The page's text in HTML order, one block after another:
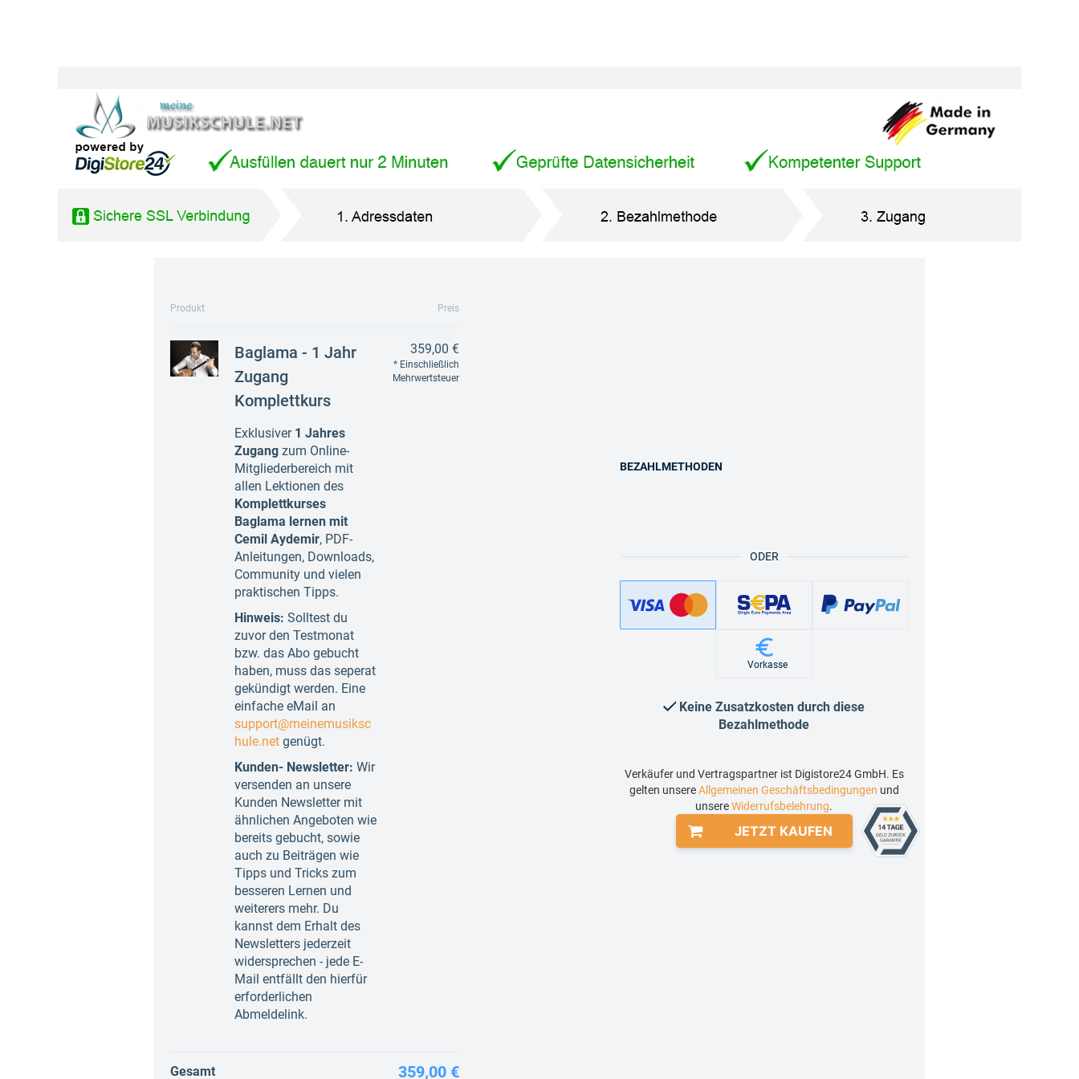
Produkt Preis
Baglama - 1 Jahr
Zugang
Komplettkurs
Exklusiver 1 Jahres
Zugang zum Online-
Mitgliederbereich mit
allen Lektionen des
Komplettkurses
Baglama lernen mit
Cemil Aydemir, PDF-
Anleitungen, Downloads,
Community und vielen
praktischen Tipps.
Hinweis: Solltest du
zuvor den Testmonat
bzw. das Abo gebucht
haben, muss das seperat
gekündigt werden. Eine
einfache eMail an
support@meinemusiksc
hule.net genügt.
Kunden- Newsletter: Wir
versenden an unsere
Kunden Newsletter mit
ähnlichen Angeboten wie
bereits gebucht, sowie
auch zu Beiträgen wie
Tipps und Tricks zum
besseren Lernen und
weiterers mehr. Du
kannst dem Erhalt des
Newsletters jederzeit
widersprechen - jede E-
Mail entfällt den hierfür
erforderlichen
Abmeldelink.
359,00 €
Einschließlich
Mehrwertsteuer
Gesamt 359,00 €
ODER
BEZAHLMETHODEN
Vorkasse
Keine Zusatzkosten durch diese
Bezahlmethode
Verkäufer und Vertragspartner ist Digistore24 GmbH. Es
gelten unsereAllgemeinen Geschäftsbedingungen und
unsereWiderrufsbelehrung.
JETZT KAUFEN